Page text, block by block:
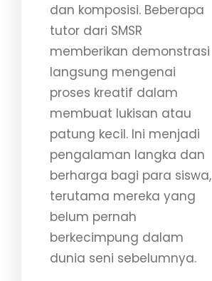
dan komposisi. Beberapa
tutor dari SMSR
memberikan demonstrasi
langsung mengenai
proses kreatif dalam
membuat lukisan atau
patung kecil. Ini menjadi
pengalaman langka dan
berharga bagi para siswa,
terutama mereka yang
belum pernah
berkecimpung dalam
dunia seni sebelumnya.